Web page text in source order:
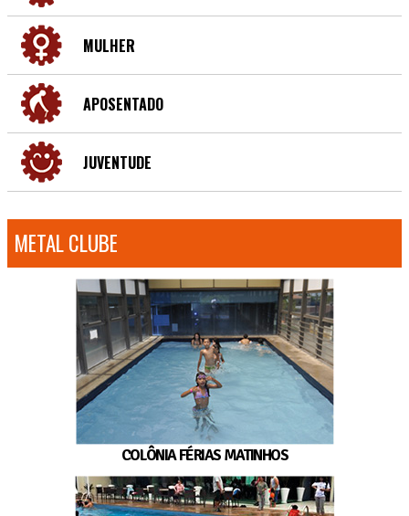
MULHER
APOSENTADO
JUVENTUDE
METAL CLUBE
COLÔNIA FÉRIAS MATINHOS